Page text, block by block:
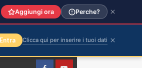
Aggiungi ora Perche?
Entra Clicca qui per inserire i tuoi dati